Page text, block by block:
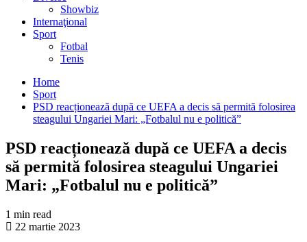
Showbiz
Internaţional
Sport
Fotbal
Tenis
Home
Sport
PSD reacționează după ce UEFA a decis să permită folosirea
steagului Ungariei Mari: „Fotbalul nu e politică”
PSD reacționează după ce UEFA a decis
să permită folosirea steagului Ungariei
Mari: „Fotbalul nu e politică”
1 min read
22 martie 2023